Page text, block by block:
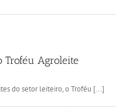
Troféu Agroleite
do setor leiteiro, o Troféu [...]